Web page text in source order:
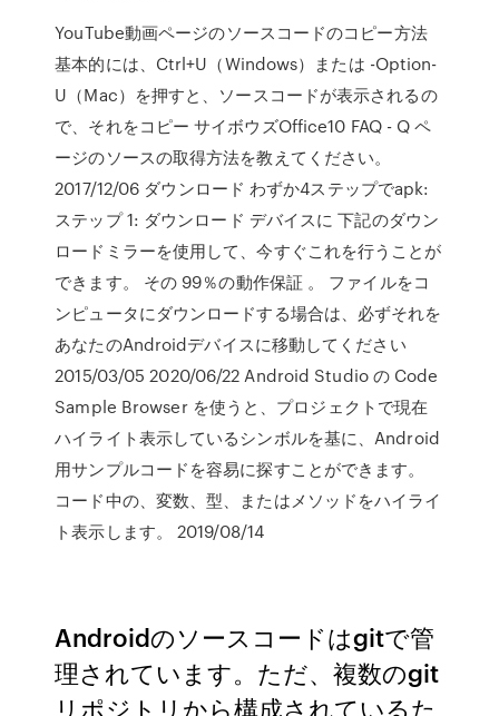
YouTube動画ページのソースコードのコピー方法
基本的には、Ctrl+U（Windows）または -Option-
U（Mac）を押すと、ソースコードが表示されるの
で、それをコピー サイボウズOffice10 FAQ - Q ペ
ージのソースの取得方法を教えてください。
2017/12/06 ダウンロード わずか4ステップでapk:
ステップ 1: ダウンロード デバイスに 下記のダウン
ロードミラーを使用して、今すぐこれを行うことが
できます。 その 99％の動作保証 。 ファイルをコ
ンピュータにダウンロードする場合は、必ずそれを
あなたのAndroidデバイスに移動してください
2015/03/05 2020/06/22 Android Studio の Code
Sample Browser を使うと、プロジェクトで現在
ハイライト表示しているシンボルを基に、Android
用サンプルコードを容易に探すことができます。
コード中の、変数、型、またはメソッドをハイライ
ト表示します。 2019/08/14
Androidのソースコードはgitで管
理されています。ただ、複数のgit
リポジトリから構成されているた